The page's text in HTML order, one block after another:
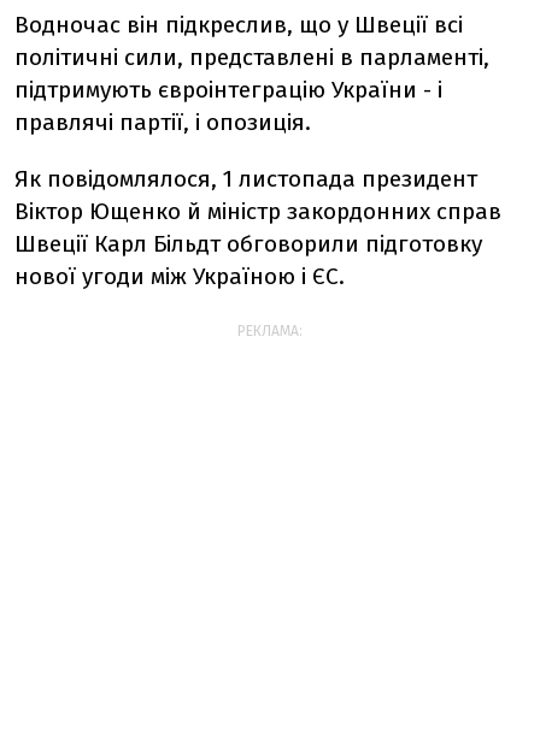
Водночас він підкреслив, що у Швеції всі
політичні сили, представлені в парламенті,
підтримують євроінтеграцію України - і
правлячі партії, і опозиція.
Як повідомлялоcя, 1 листопада президент
Віктор Ющенко й міністр закордонних справ
Швеції Карл Більдт обговорили підготовку
нової угоди між Україною і ЄС.
РЕКЛАМА: